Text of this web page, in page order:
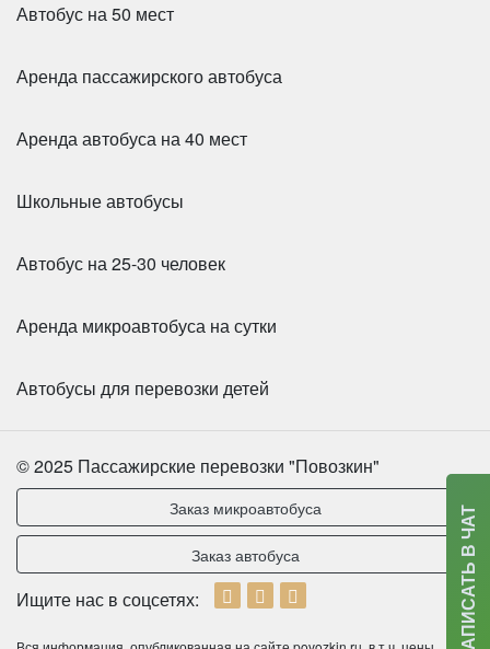
Автобус на 50 мест
Аренда пассажирского автобуса
Аренда автобуса на 40 мест
Школьные автобусы
Автобус на 25-30 человек
Аренда микроавтобуса на сутки
Автобусы для перевозки детей
© 2025 Пассажирские перевозки "Повозкин"
Заказ микроавтобуса
Заказ автобуса
Ищите нас в соцсетях: НАПИСАТЬ В ЧАТ